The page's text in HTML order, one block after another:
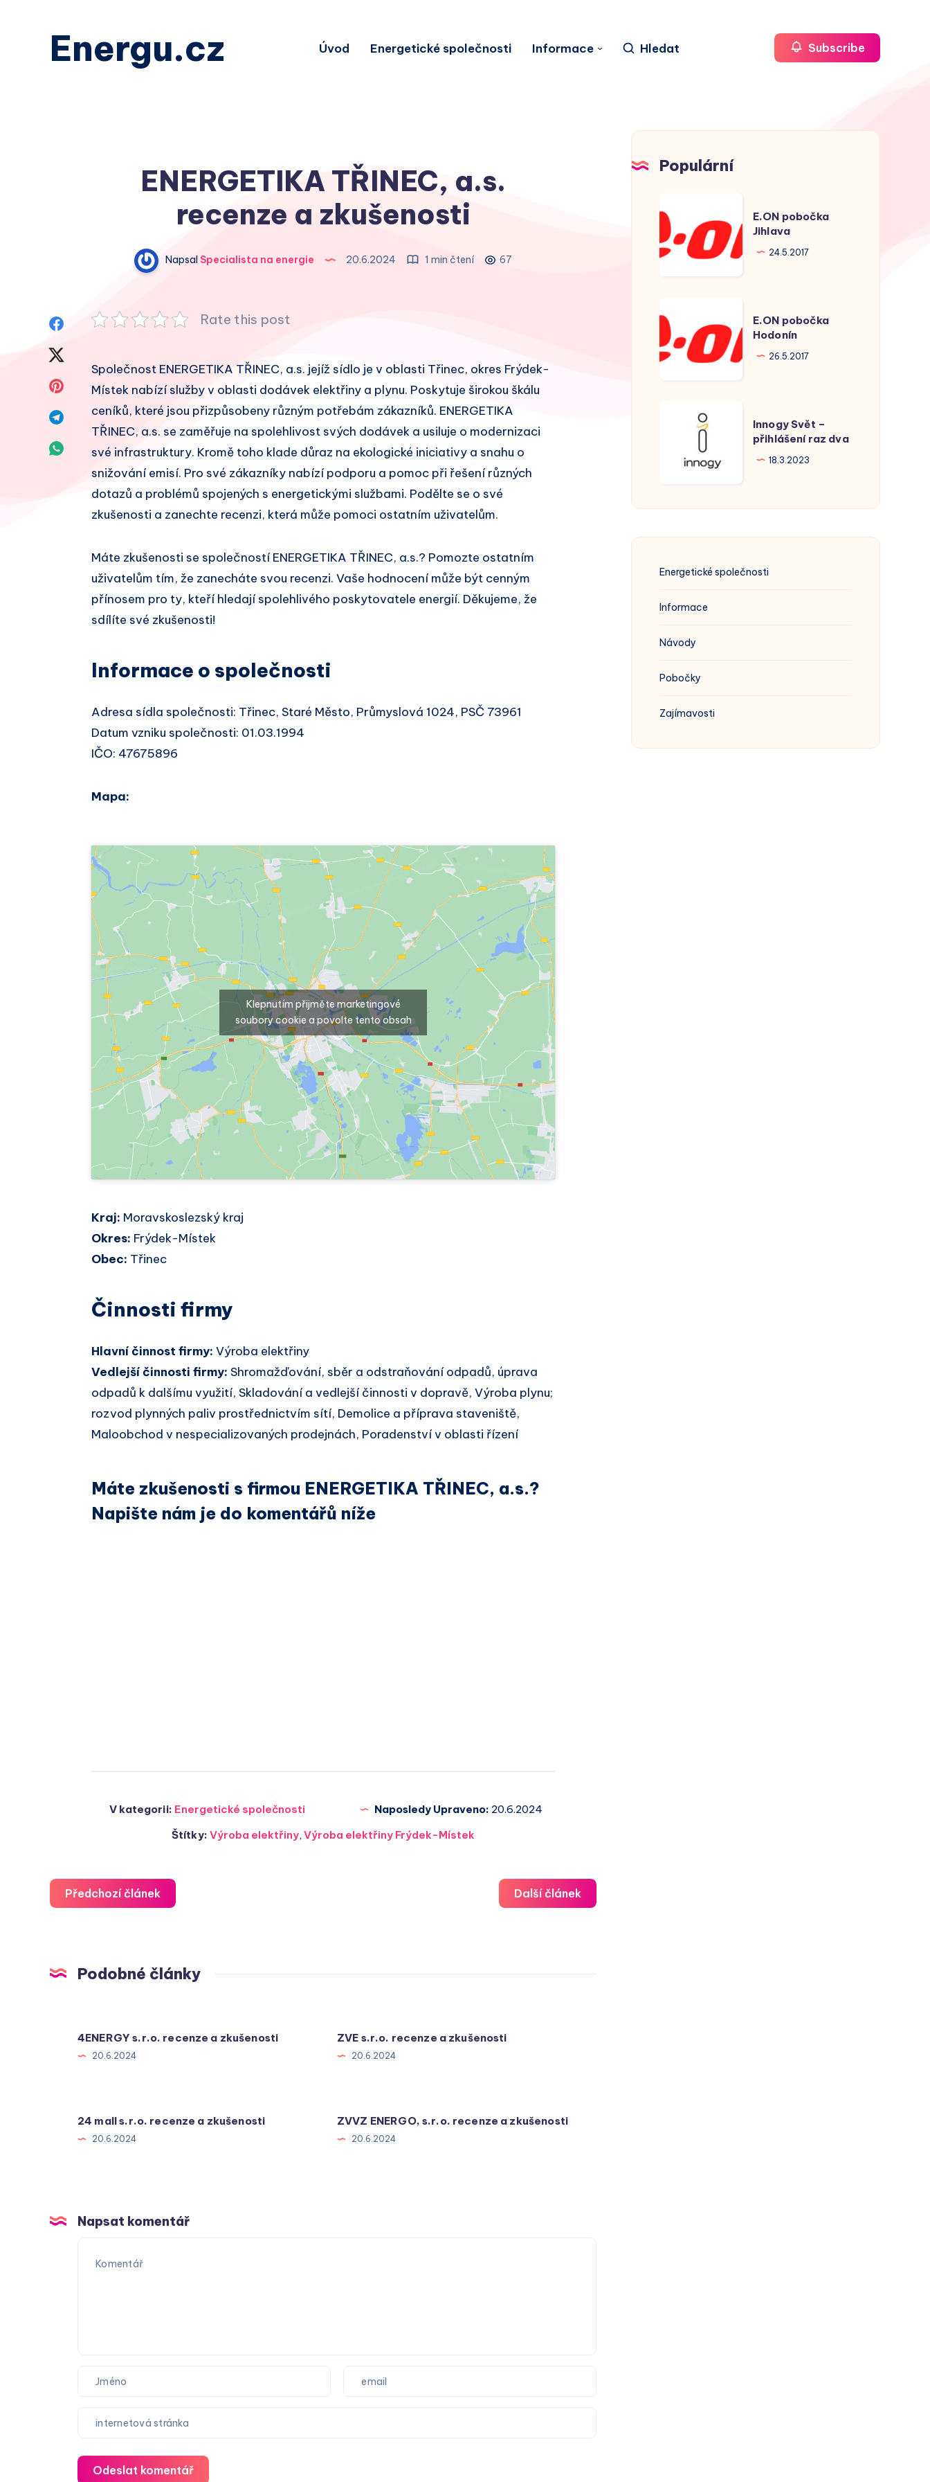
Energu.cz Úvod Energetické společnosti Informace Hledat Subscribe
ENERGETIKA TŘINEC, a.s.
recenze a zkušenosti
Napsal Specialista na energie 20.6.2024 1 min čtení 67
Sdílet
Facebook
Twitter
Sdílet
Pinterest
Sdílet
Telegram
Sdílet
Whatsapp
Rate this post
Společnost ENERGETIKA TŘINEC, a.s. jejíž sídlo je v oblasti Třinec, okres Frýdek-
Místek nabízí služby v oblasti dodávek elektřiny a plynu. Poskytuje širokou škálu
ceníků, které jsou přizpůsobeny různým potřebám zákazníků. ENERGETIKA
TŘINEC, a.s. se zaměřuje na spolehlivost svých dodávek a usiluje o modernizaci
své infrastruktury. Kromě toho klade důraz na ekologické iniciativy a snahu o
snižování emisí. Pro své zákazníky nabízí podporu a pomoc při řešení různých
dotazů a problémů spojených s energetickými službami. Podělte se o své
zkušenosti a zanechte recenzi, která může pomoci ostatním uživatelům.
Máte zkušenosti se společností ENERGETIKA TŘINEC, a.s.? Pomozte ostatním
uživatelům tím, že zanecháte svou recenzi. Vaše hodnocení může být cenným
přínosem pro ty, kteří hledají spolehlivého poskytovatele energií. Děkujeme, že
sdílíte své zkušenosti!
Informace o společnosti
Adresa sídla společnosti: Třinec, Staré Město, Průmyslová 1024, PSČ 73961
Datum vzniku společnosti: 01.03.1994
IČO: 47675896
Mapa:
Klepnutím přijměte marketingové
soubory cookie a povolte tento obsah
Kraj: Moravskoslezský kraj
Okres: Frýdek-Místek
Obec: Třinec
Činnosti firmy
Hlavní činnost firmy: Výroba elektřiny
Vedlejší činnosti firmy: Shromažďování, sběr a odstraňování odpadů, úprava
odpadů k dalšímu využití, Skladování a vedlejší činnosti v dopravě, Výroba plynu;
rozvod plynných paliv prostřednictvím sítí, Demolice a příprava staveniště,
Maloobchod v nespecializovaných prodejnách, Poradenství v oblasti řízení
Máte zkušenosti s firmou ENERGETIKA TŘINEC, a.s.?
Napište nám je do komentářů níže
V kategorii: Energetické společnosti Naposledy Upraveno: 20.6.2024
Štítky:Výroba elektřiny,Výroba elektřiny Frýdek-Místek
Předchozí článek Další článek
Podobné články
4ENERGY s.r.o. recenze a zkušenosti
20.6.2024
ZVE s.r.o. recenze a zkušenosti
20.6.2024
24 mall s.r.o. recenze a zkušenosti
20.6.2024
ZVVZ ENERGO, s.r.o. recenze a zkušenosti
20.6.2024
Napsat komentář
Odeslat komentář
Populární
pobočka
Jihlava
E.ON pobočka
Jihlava
24.5.2017
pobočka
Hodonín
E.ON pobočka
Hodonín
26.5.2017
přihlášení
dva
Innogy Svět –
přihlášení raz dva
18.3.2023
Energetické společnosti
Informace
Návody
Pobočky
Zajímavosti